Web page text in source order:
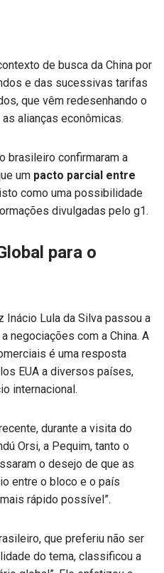
de busca da China por
e das sucessivas tarifas
que vêm redesenhando o
alianças econômicas.
brasileiro confirmaram a
um pacto parcial entre
como uma possibilidade
divulgadas pelo g1.
para o
Inácio Lula da Silva passou a
negociações com a China. A
é uma resposta
EUA a diversos países,
internacional.
durante a visita do
Orsi, a Pequim, tanto o
o desejo de que as
entre o bloco e o país
rápido possível”.
que preferiu não ser
do tema, classificou a